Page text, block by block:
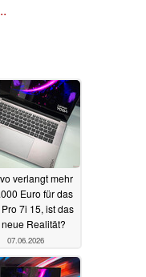
verlangt mehr
Euro für das
7i 15, ist das
Realität?
07.06.2026